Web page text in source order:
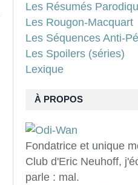
À PROPOS
Fondatrice et unique
Club d'Eric Neuhoff,
parle : mal.
Les Résumés
Les Rougon-Macquart
Les Séquences Anti-
Les Spoilers (séries)
Lexique